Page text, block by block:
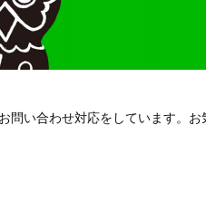
い合わせ対応をしています。お